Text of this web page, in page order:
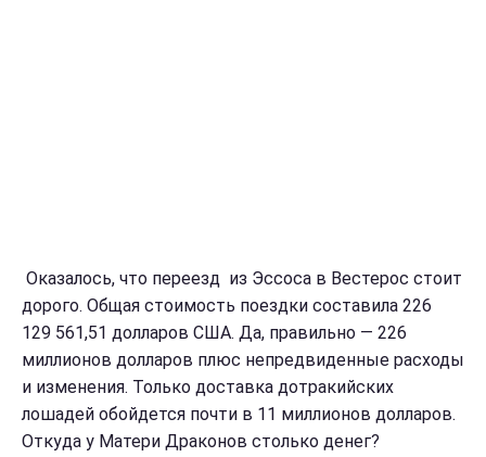
Оказалось, что переезд из Эссоса в Вестерос стоит
дорого. Общая стоимость поездки составила 226
129 561,51 долларов США. Да, правильно — 226
миллионов долларов плюс непредвиденные расходы
и изменения. Только доставка дотракийских
лошадей обойдется почти в 11 миллионов долларов.
Откуда у Матери Драконов столько денег?